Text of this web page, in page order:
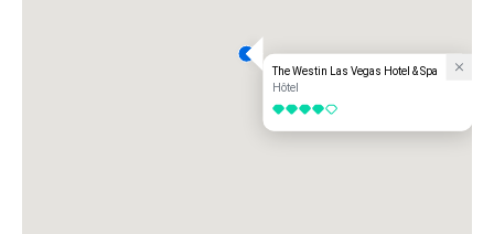
The Westin Las Vegas Hotel & Spa
Hôtel
4 sur 5